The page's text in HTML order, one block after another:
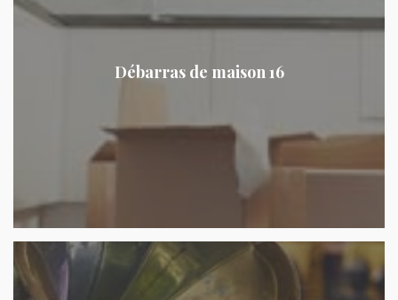
Débarras de maison 16